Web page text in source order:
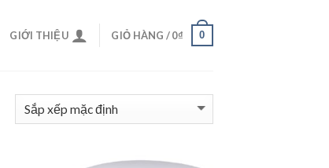
GIỚI THIỆU GIỎ HÀNG /0₫ 0